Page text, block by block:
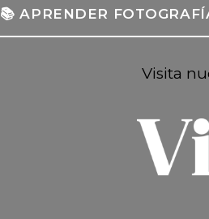
📚 APRENDER
Visita